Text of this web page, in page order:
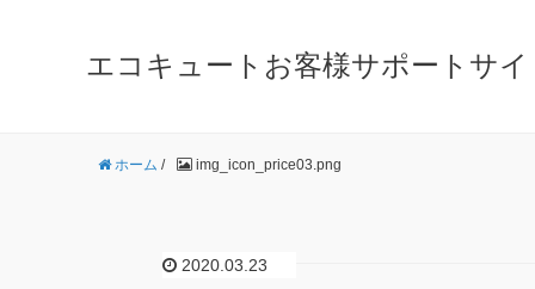
エコキュートお客様サポートサ
ホーム / img_icon_price03.png
2020.03.23